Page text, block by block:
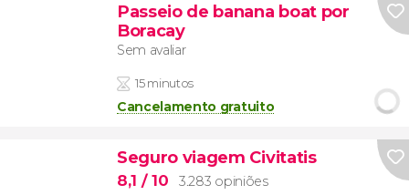
Passeio de banana boat por
Boracay
Sem avaliar
15 minutos
Cancelamento gratuito
Seguro viagem Civitatis
8,1 / 10 3.283 opiniões